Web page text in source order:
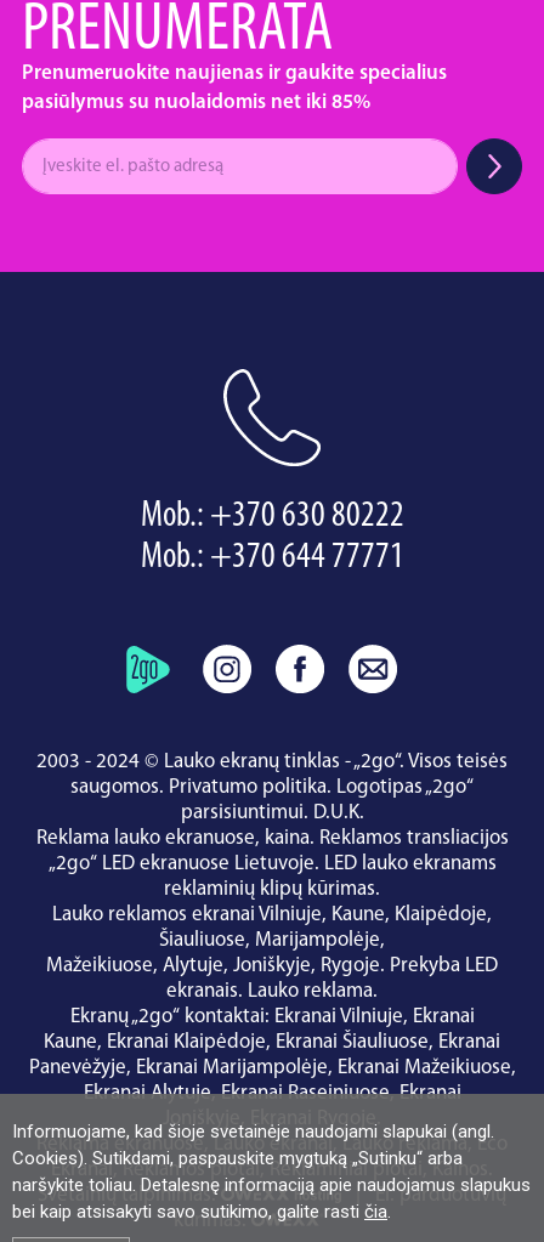
Informuojame, kad šioje svetainėje naudojami slapukai (angl.
Cookies). Sutikdami, paspauskite mygtuką „Sutinku“ arba
naršykite toliau. Detalesnę informaciją apie naudojamus slapukus
bei kaip atsisakyti savo sutikimo, galite rasti čia.
PRENUMERATA
Prenumeruokite naujienas ir gaukite specialius
pasiūlymus su nuolaidomis net iki 85%
Mob.: +370 630 80222
Mob.: +370 644 77771
2003 - 2024 © Lauko ekranų tinklas - „2go“. Visos teisės
saugomos. Privatumo politika. Logotipas „2go“
parsisiuntimui. D.U.K.
Reklama lauko ekranuose, kaina. Reklamos transliacijos
„2go“ LED ekranuose Lietuvoje. LED lauko ekranams
reklaminių klipų kūrimas.
Lauko reklamos ekranai Vilniuje, Kaune, Klaipėdoje,
Šiauliuose, Marijampolėje,
Mažeikiuose, Alytuje, Joniškyje, Rygoje. Prekyba LED
ekranais. Lauko reklama.
Ekranų „2go“ kontaktai: Ekranai Vilniuje, Ekranai
Kaune, Ekranai Klaipėdoje, Ekranai Šiauliuose, Ekranai
Panevėžyje, Ekranai Marijampolėje, Ekranai Mažeikiuose,
Ekranai Alytuje,Ekranai Raseiniuose,Ekranai
Joniškyje
Reklama ekranuose ,Lauko ekranai,Lauko reklama,Eco
Ekranai,Reklamos plotai,Reklaminiai plotai ,Kainos
Svetainių talpinimas:
|El. parduotuvių
kūrimas: